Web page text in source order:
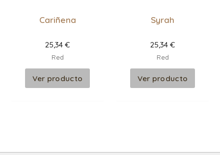
Cariñena
25,34 €
Red
Ver producto
Syrah
25,34 €
Red
Ver producto